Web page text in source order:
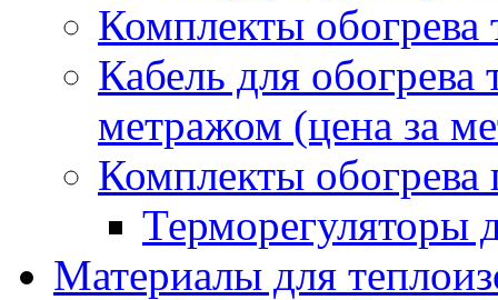
Комплекты обогрева
Кабель для обогрева
метражом (цена за
Комплекты обогрева
Терморегуляторы
Материалы для